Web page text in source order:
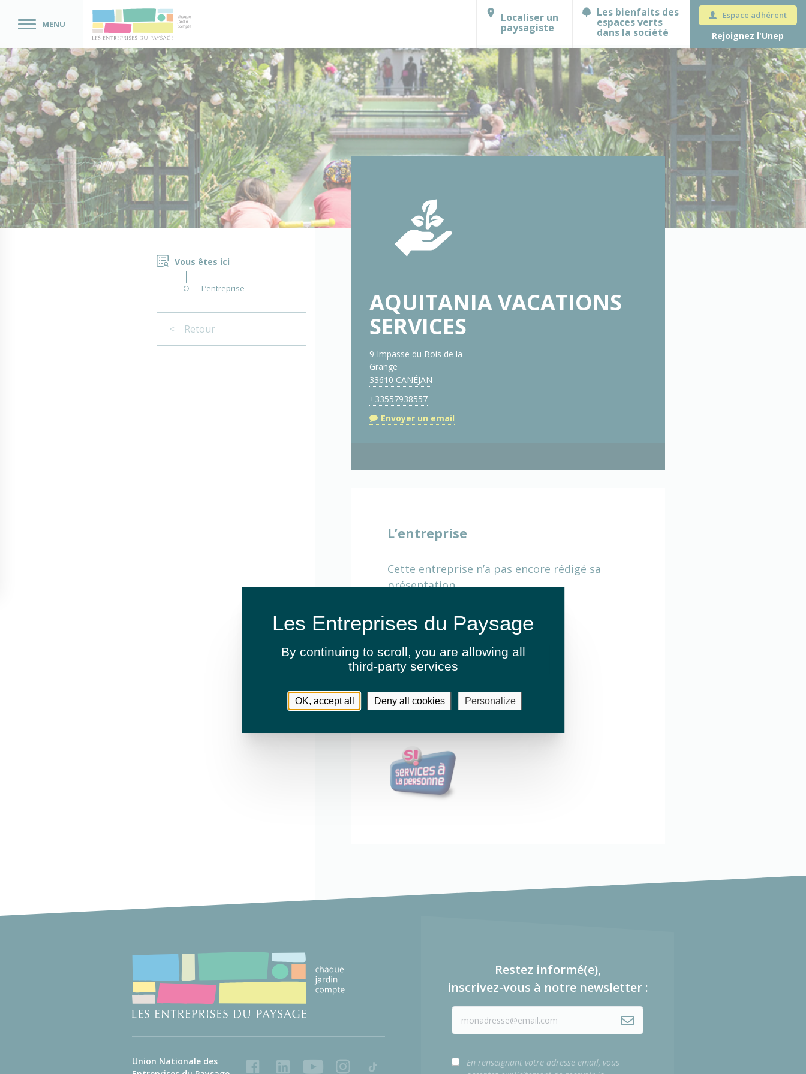
MENU Localiser un
paysagiste
Les bienfaits des
espaces verts
dans la société
Espace adhérent
Rejoignez l'Unep
Vous êtes ici
L’entreprise
< Retour
AQUITANIA VACATIONS
SERVICES
9 Impasse du Bois de la
Grange
33610 CANÉJAN
+33557938557
Envoyer un email
L’entreprise
Cette entreprise n’a pas encore rédigé sa
présentation.
Entretien de jardins ou espaces verts
Fauchage / Débroussaillage
Union Nationale des
FacebookLinkedInYoutubeInstagram
Tiktok
Restez informé(e),
inscrivez-vous à notre newsletter :
En renseignant votre adresse email, vous
By continuing to scroll, you are allowing all
third-party services
OK, accept all Deny all cookies Personalize